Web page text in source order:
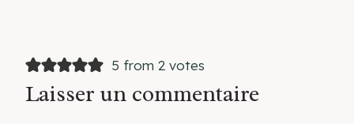
5 from 2 votes
Laisser un commentaire